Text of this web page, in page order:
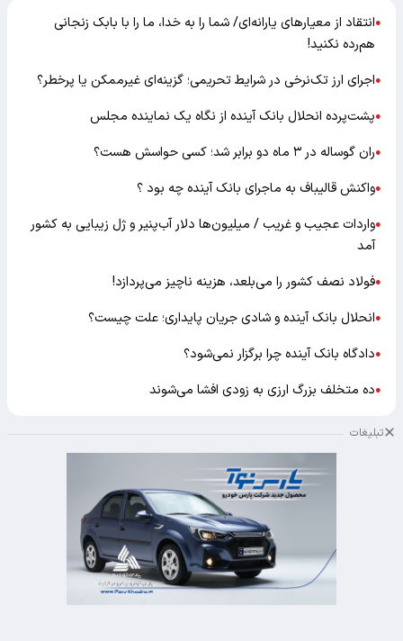
●انتقاد از معیارهای یارانه‌ای/ شما را به خدا، ما را با بابک زنجانی
هم‌رده نکنید!
●اجرای ارز تک‌نرخی در شرایط تحریمی؛ گزینه‌ای غیرممکن یا پرخطر؟
●پشت‌پرده انحلال بانک آینده از نگاه یک نماینده مجلس
●ران گوساله در ۳ ماه دو برابر شد؛ کسی حواسش هست؟
●واکنش قالیباف به ماجرای بانک آینده چه بود ؟
●واردات عجیب و غریب / میلیون‌ها دلار آب‌پنیر و ژل زیبایی به کشور
آمد
●فولاد نصف کشور را می‌بلعد، هزینه ناچیز می‌پردازد!
●انحلال بانک آینده و شادی جریان پایداری؛ علت چیست؟
●دادگاه بانک آینده چرا برگزار نمی‌شود؟
●ده متخلف بزرگ ارزی به زودی افشا می‌شوند
تبلیغات